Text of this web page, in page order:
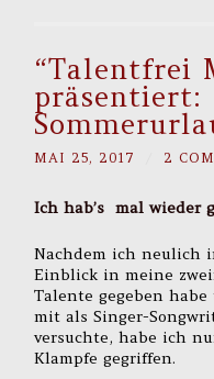
“Talentfrei
präsentiert:
MAI 25, 2017 2
Ich hab’s mal wieder
Nachdem ich neulich
Einblick in meine
Talente gegeben
mit als Singer-
versuchte, habe ich
Klampfe gegriffen.